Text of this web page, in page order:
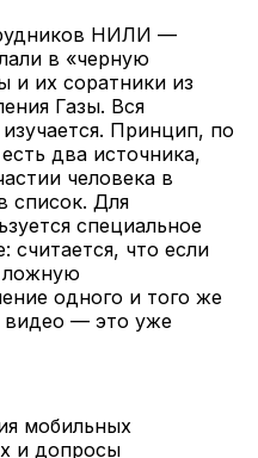
НИЛИ —
в «черную
и их соратники из
Газы. Вся
Принцип, по
два источника,
человека в
список. Для
специальное
считается, что если
ложную
одного и того же
видео — это уже
мобильных
и допросы